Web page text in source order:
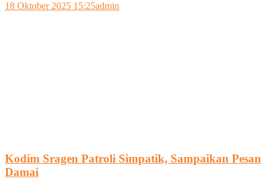
18 Oktober 2025 15:25admin
Kodim Sragen Patroli Simpatik, Sampaikan Pesan
Damai